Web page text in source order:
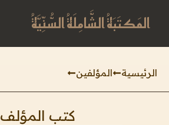
المَكتَبَةُ الشَّامِلَةُ السُّنِّيَّةُ
الرئيسية المؤلفين
كتب المؤلف